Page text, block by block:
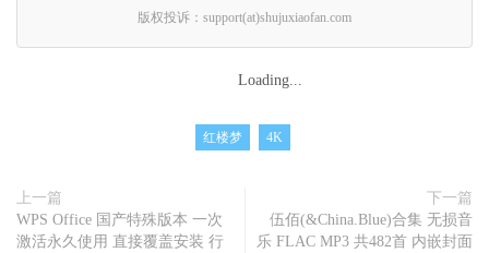
版权投诉：support(at)shujuxiaofan.com
Loading...
红楼梦 4K
上一篇
WPS Office 国产特殊版本 一次
激活永久使用 直接覆盖安装 行
下一篇
伍佰(&China.Blue)合集 无损音
乐 FLAC MP3 共482首 内嵌封面